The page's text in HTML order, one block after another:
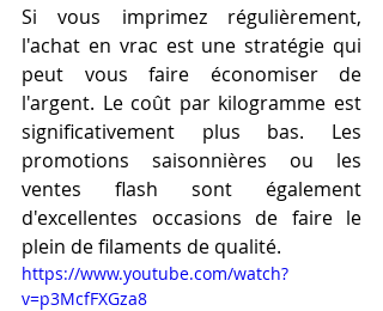
Si vous imprimez régulièrement,
l'achat en vrac est une stratégie qui
peut vous faire économiser de
l'argent. Le coût par kilogramme est
significativement plus bas. Les
promotions saisonnières ou les
ventes flash sont également
d'excellentes occasions de faire le
plein de filaments de qualité.
https://www.youtube.com/watch?
v=p3McfFXGza8